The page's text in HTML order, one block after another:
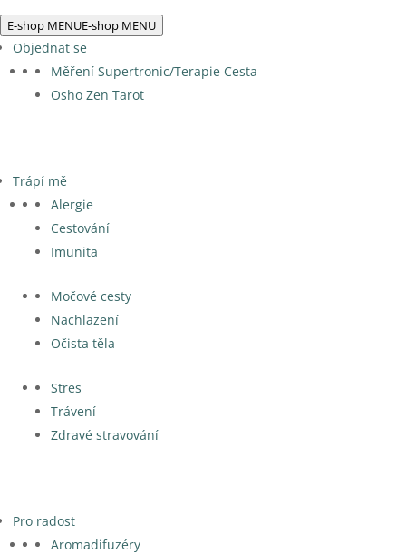
E-shop MENUE-shop MENU
Objednat se
Měření Supertronic/Terapie Cesta
Osho Zen Tarot
Trápí mě
Alergie
Cestování
Imunita
Močové cesty
Nachlazení
Očista těla
Stres
Trávení
Zdravé stravování
Pro radost
Aromadifuzéry